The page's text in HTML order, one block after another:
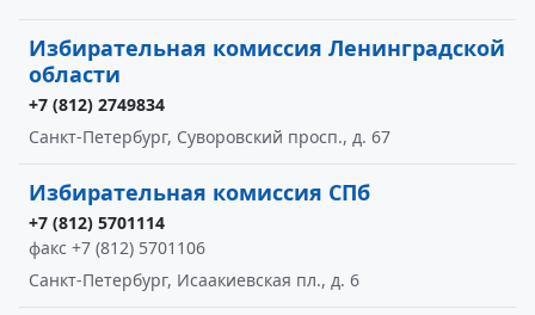
Избирательная комиссия Ленинградской
области
+7 (812) 2749834
Санкт-Петербург, Суворовский просп., д. 67
Избирательная комиссия СПб
+7 (812) 5701114
факс +7 (812) 5701106
Санкт-Петербург, Исаакиевская пл., д. 6